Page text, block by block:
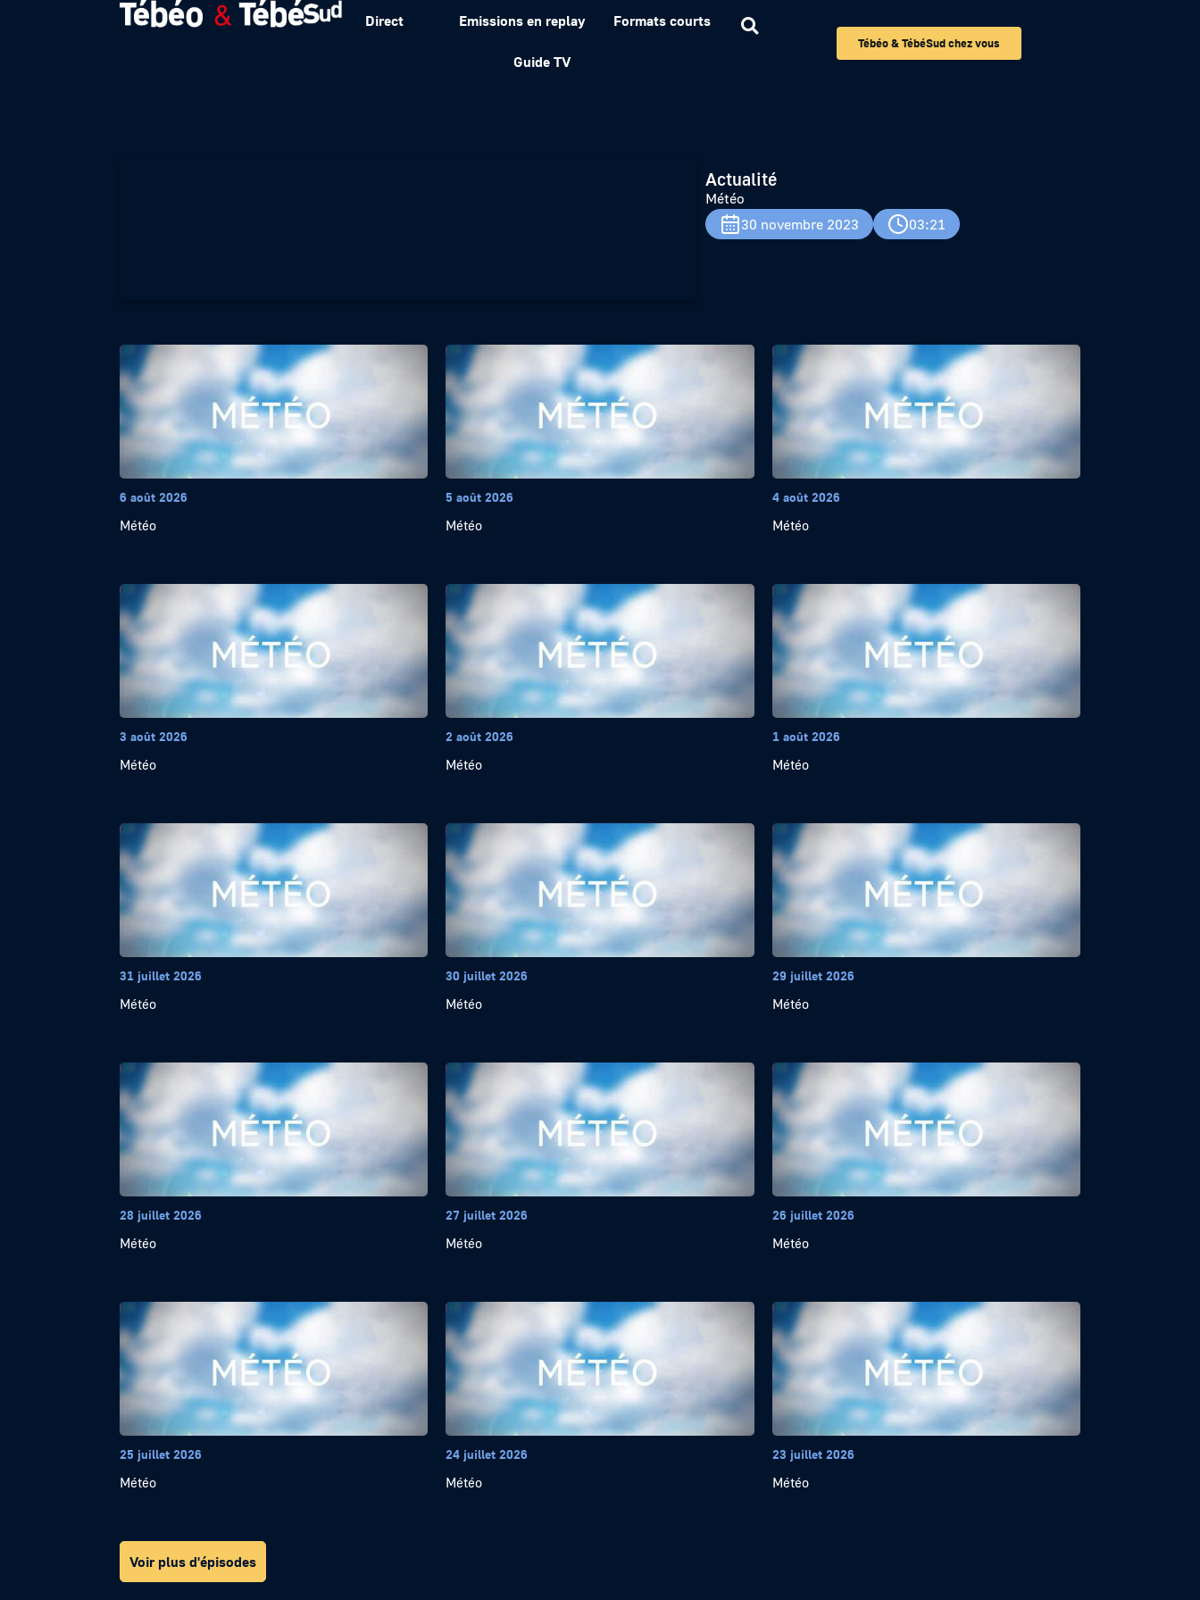
Direct Emissions en replay Formats courts
Guide TV
Tébéo & TébéSud chez vous
Actualité
Météo
30 novembre 2023
03:21
6 août 2026
Météo
5 août 2026
Météo
4 août 2026
Météo
3 août 2026
Météo
2 août 2026
Météo
1 août 2026
Météo
31 juillet 2026
Météo
30 juillet 2026
Météo
29 juillet 2026
Météo
28 juillet 2026
Météo
27 juillet 2026
Météo
26 juillet 2026
Météo
25 juillet 2026
Météo
24 juillet 2026
Météo
23 juillet 2026
Météo
Voir plus d'épisodes